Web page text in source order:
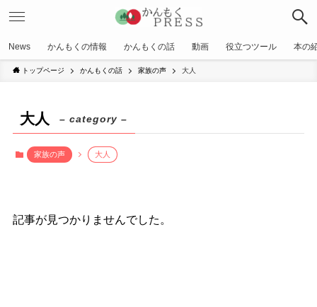
News かんもくの情報 かんもくの話 動画 役立つツール 本の
トップページ かんもくの話 家族の声 大人
大人 – category –
家族の声 大人
記事が見つかりませんでした。